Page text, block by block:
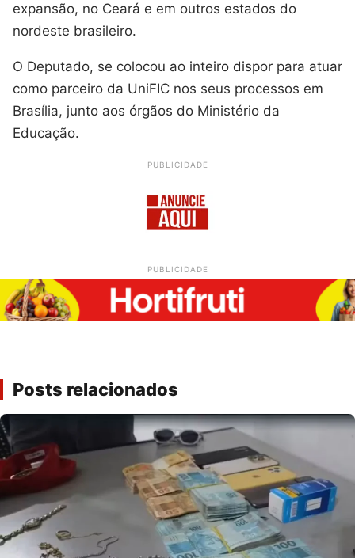
expansão, no Ceará e em outros estados do
nordeste brasileiro.
O Deputado, se colocou ao inteiro dispor para atuar
como parceiro da UniFIC nos seus processos em
Brasília, junto aos órgãos do Ministério da
Educação.
PUBLICIDADE
PUBLICIDADE
Posts relacionados